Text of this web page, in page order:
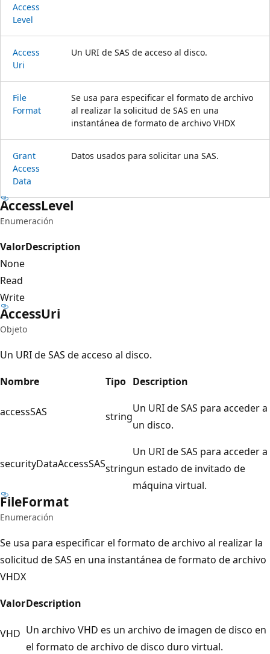
Access
Level
Access
Uri
Un URI de SAS de acceso al disco.
File
Format
Se usa para especificar el formato de archivo
al realizar la solicitud de SAS en una
instantánea de formato de archivo VHDX
Grant
Access
Data
Datos usados para solicitar una SAS.
AccessLevel
Enumeración
ValorDescription
None
Read
Write
AccessUri
Objeto
Un URI de SAS de acceso al disco.
Nombre
Tipo Description
accessSAS string
Un URI de SAS para acceder a
un disco.
securityDataAccessSASstring
Un URI de SAS para acceder a
un estado de invitado de
máquina virtual.
FileFormat
Enumeración
Se usa para especificar el formato de archivo al realizar la
solicitud de SAS en una instantánea de formato de archivo
VHDX
ValorDescription
VHD Un archivo VHD es un archivo de imagen de disco en
el formato de archivo de disco duro virtual.